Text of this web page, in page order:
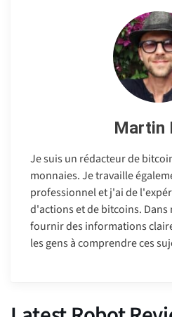
Martin
Je suis un rédacteur de
monnaies. Je travaille
professionnel et j'ai de
d'actions et de bitcoins. Dans
fournir des informations
les gens à comprendre ces